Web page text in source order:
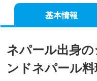
基本情報
ネパール出身
ンドネパール